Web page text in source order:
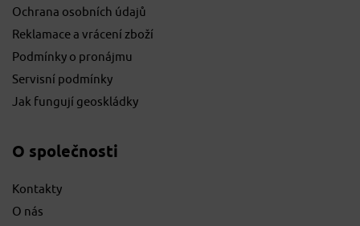
Ochrana osobních údajů
Reklamace a vrácení zboží
Podmínky o pronájmu
Servisní podmínky
Jak fungují geoskládky
O společnosti
Kontakty
O nás